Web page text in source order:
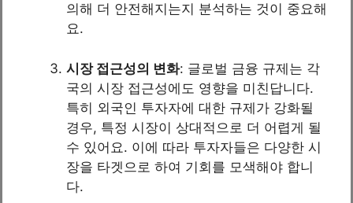
의해 더 안전해지는지 분석하는 것이 중요해
요.
시장 접근성의 변화: 글로벌 금융 규제는 각
국의 시장 접근성에도 영향을 미친답니다.
특히 외국인 투자자에 대한 규제가 강화될
경우, 특정 시장이 상대적으로 더 어렵게 될
수 있어요. 이에 따라 투자자들은 다양한 시
장을 타겟으로 하여 기회를 모색해야 합니
다.